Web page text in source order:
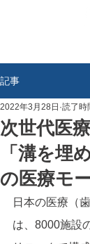
記事
次世代医
「溝を埋
の医療モ
2022年3月28日 読了時
日本の医療（
は、8000施設